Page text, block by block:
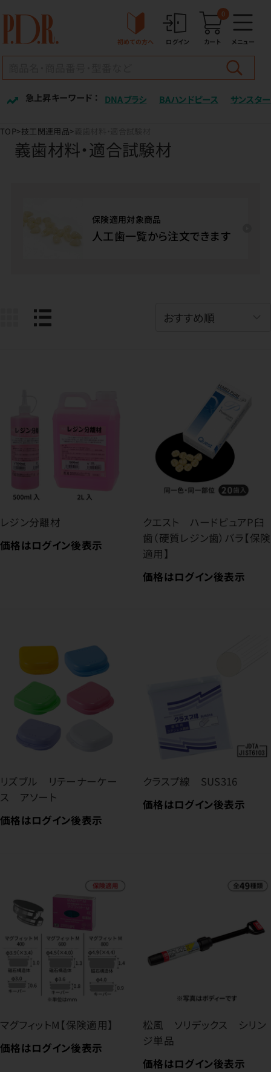
初めての方へ ログイン カート
0
メニュー
急上昇キーワード ： DNAブラシ BAハンドピース サンスター
TOP 技工関連用品
義歯材料・適合試験材
保険適用対象商品
人工歯一覧から注文できます
レジン分離材
価格はログイン後表示
クエスト ハードピュアP臼
歯（硬質レジン歯）バラ【保険
適用】
価格はログイン後表示
リズブル リテーナーケー
ス アソート
価格はログイン後表示
クラスプ線 SUS316
価格はログイン後表示
マグフィットM【保険適用】
価格はログイン後表示
松風 ソリデックス シリン
ジ単品
価格はログイン後表示